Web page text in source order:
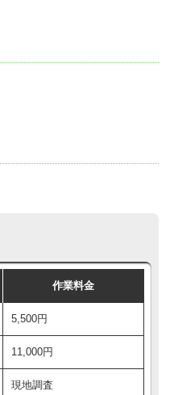
作業料金
5,500円
11,000円
現地調査